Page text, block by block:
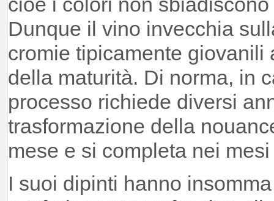
Dunque il vino invecchia
cromie tipicamente giovanili
della maturità. Di norma, in
processo richiede diversi
trasformazione della
mese e si completa nei
I suoi dipinti hanno